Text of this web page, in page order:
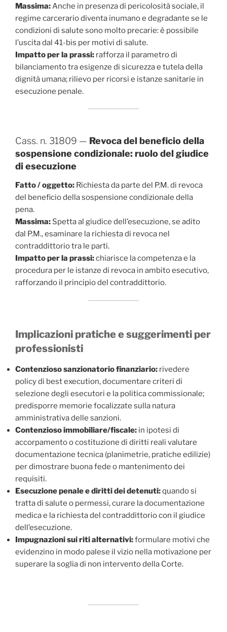
Massima:Anche in presenza di pericolosità sociale, il
regime carcerario diventa inumano e degradante se le
condizioni di salute sono molto precarie: è possibile
l’uscita dal 41-bis per motivi di salute.
Impatto per la prassi: rafforza il parametro di
bilanciamento tra esigenze di sicurezza e tutela della
dignità umana; rilievo per ricorsi e istanze sanitarie in
esecuzione penale.
Cass. n. 31809 — Revoca del beneficio della
sospensione condizionale: ruolo del giudice
di esecuzione
Fatto / oggetto: Richiesta da parte del P.M. di revoca
del beneficio della sospensione condizionale della
pena.
Massima: Spetta al giudice dell’esecuzione, se adito
dal P.M., esaminare la richiesta di revoca nel
contraddittorio tra le parti.
Impatto per la prassi:chiarisce la competenza e la
procedura per le istanze di revoca in ambito esecutivo,
rafforzando il principio del contraddittorio.
Implicazioni pratiche e suggerimenti per
professionisti
Contenzioso sanzionatorio finanziario: rivedere
policy di best execution, documentare criteri di
selezione degli esecutori e la politica commissionale;
predisporre memorie focalizzate sulla natura
amministrativa delle sanzioni.
Contenzioso immobiliare/fiscale: in ipotesi di
accorpamento o costituzione di diritti reali valutare
documentazione tecnica (planimetrie, pratiche edilizie)
per dimostrare buona fede o mantenimento dei
requisiti.
Esecuzione penale e diritti dei detenuti:quando si
tratta di salute o permessi, curare la documentazione
medica e la richiesta del contraddittorio con il giudice
dell’esecuzione.
Impugnazioni sui riti alternativi:formulare motivi che
evidenzino in modo palese il vizio nella motivazione per
superare la soglia di non intervento della Corte.